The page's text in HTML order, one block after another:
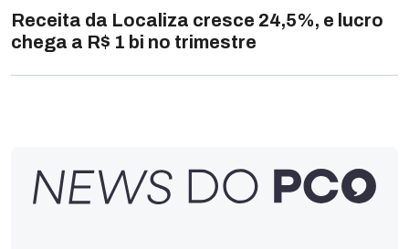
Receita da Localiza cresce 24,5%, e lucro
chega a R$ 1 bi no trimestre